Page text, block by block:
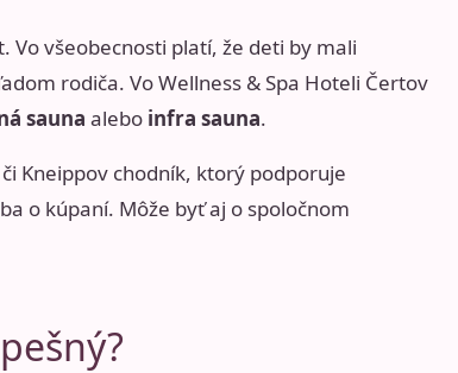
Vo všeobecnosti platí, že deti by mali
rodiča. Vo Wellness & Spa Hoteli Čertov
sauna alebo infra sauna.
Kneippov chodník, ktorý podporuje
o kúpaní. Môže byť aj o spoločnom